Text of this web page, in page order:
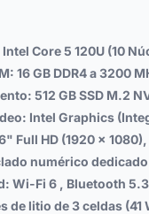
Core 5 120U (10
16 GB DDR4 a 3200
512 GB SSD M.2
Intel Graphics
Full HD (1920 x
numérico dedicado
Wi-Fi 6 , Bluetooth
de litio de 3 celdas (41